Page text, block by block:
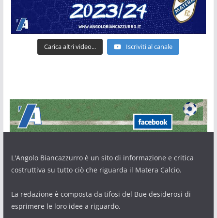
Carica altri video... Iscriviti al canale
L'Angolo Biancazzurro è un sito di informazione e critica
costruttiva su tutto ciò che riguarda il Matera Calcio.
La redazione è composta da tifosi del Bue desiderosi di
esprimere le loro idee a riguardo.